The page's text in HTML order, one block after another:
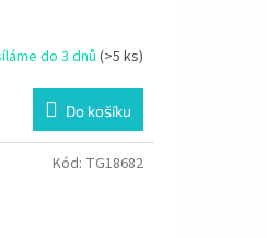
do 3 dnů(>5 ks)
Do košíku
Kód: TG18682